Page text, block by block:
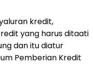
kredit,
yang harus ditaati
dan itu diatur
Pemberian Kredit